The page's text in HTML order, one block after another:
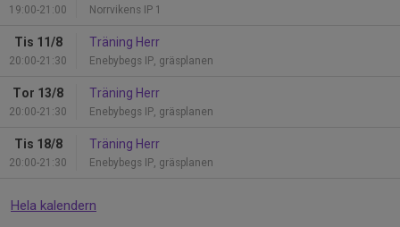
19:00-21:00 Norrvikens IP 1
Tis 11/8
20:00-21:30
Träning Herr
Enebybegs IP, gräsplanen
Tor 13/8
20:00-21:30
Träning Herr
Enebybegs IP, gräsplanen
Tis 18/8
20:00-21:30
Träning Herr
Enebybegs IP, gräsplanen
Hela kalendern